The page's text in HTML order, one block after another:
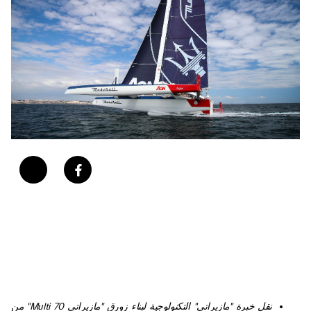
نقل خبرة "مازيراتي" التكنولوجية لبناء زورق "مازيراتيMulti 70" من